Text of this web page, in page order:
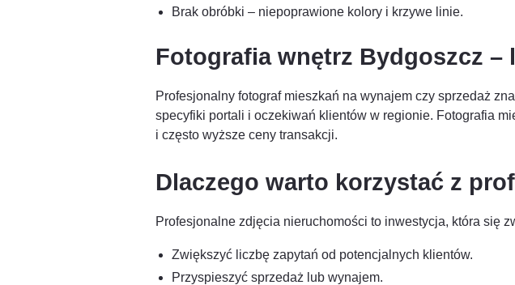
Brak obróbki – niepoprawione kolory i krzywe linie.
Fotografia wnętrz Bydgoszcz –
Profesjonalny fotograf mieszkań na wynajem czy sprzedaż
specyfiki portali i oczekiwań klientów w regionie. Fotografia
i często wyższe ceny transakcji.
Dlaczego warto korzystać z
Profesjonalne zdjęcia nieruchomości to inwestycja, która się
Zwiększyć liczbę zapytań od potencjalnych klientów.
Przyspieszyć sprzedaż lub wynajem.